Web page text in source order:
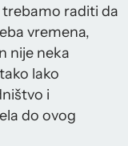
trebamo raditi da
vremena,
nije neka
lako
i
do ovog